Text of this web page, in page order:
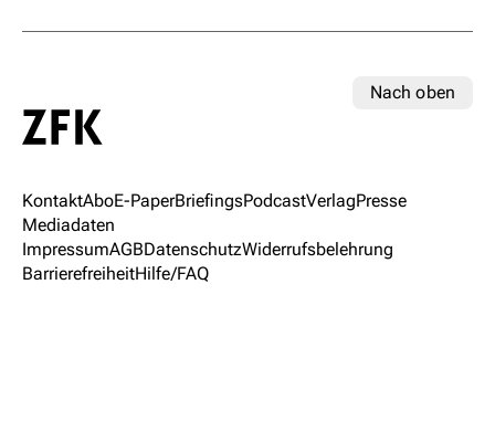
Nach oben
KontaktAboE-PaperBriefingsPodcastVerlagPresse
Mediadaten
ImpressumAGBDatenschutzWiderrufsbelehrung
BarrierefreiheitHilfe/FAQ